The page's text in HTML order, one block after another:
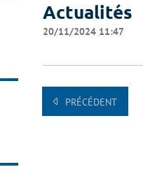
Actualités
20/11/2024 11:47
PRÉCÉDENT